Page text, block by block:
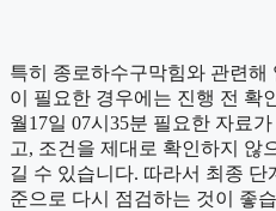
특히 종로하수구막힘와 관련
이 필요한 경우에는 진행 전 확
월17일 07시35분 필요한 자료
고, 조건을 제대로 확인하지 않
길 수 있습니다. 따라서 최종 단
준으로 다시 점검하는 것이 좋